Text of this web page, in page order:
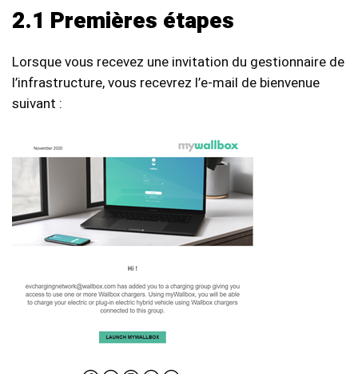
2.1 Premières étapes
Lorsque vous recevez une invitation du gestionnaire de
l’infrastructure, vous recevrez l’e-mail de bienvenue
suivant :